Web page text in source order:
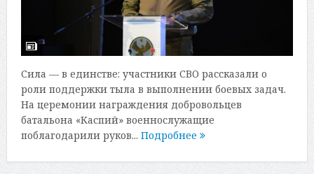
Сила — в единстве: участники СВО рассказали о
роли поддержки тыла в выполнении боевых задач.
На церемонии награждения добровольцев
батальона «Каспий» военнослужащие
поблагодарили руков... Подробнее